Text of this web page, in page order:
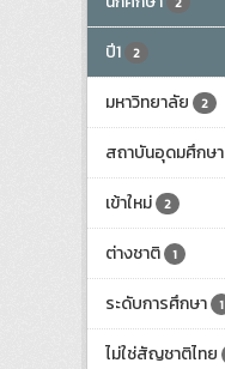
ปี1
2
มหาวิทยาลัย
2
สถาบันอุดมศึกษา
เข้าใหม่ 2
ต่างชาติ 1
ระดับการศึกษา 1
ไม่ใช่สัญชาติไทย